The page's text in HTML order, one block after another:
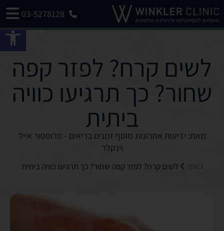
03-5278128
לשים קרח? לפזר קפה
שחור? כך תרגיעו כוויה
ביתית
מאת: ידיעות אחרונות מוסף זמנים בריאים - פרופסור אייל
וינקלר
ראשי לשים קרח? לפזר קפה שחור? כך תרגיעו כוויה ביתית